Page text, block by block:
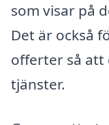
som visar på
Det är också
offerter så att
tjänster.